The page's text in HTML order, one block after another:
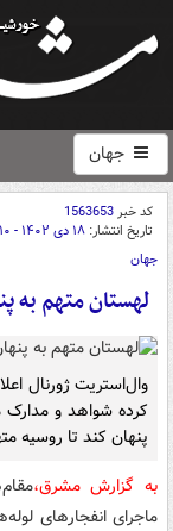
جهان
کد خبر1563653
تاریخ انتشار: ۱۸ دی ۱۴۰۲ - ۲۰:۱۰
جهان
لهستان متهم به
وال‌استریت ژورنال
کرده شواهد و مدارک
پنهان کند تا روسیه
به گزارش مشرق،
ماجرای انفجارهای